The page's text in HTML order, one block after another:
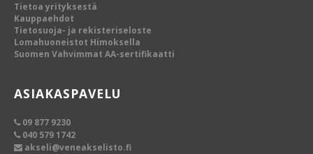
Tietoa yrityksestä
Kauppaehdot
Tietosuoja- ja rekisteriseloste
Lomahuoneistot Himoksella
Suomen Vahvimmat AA-sertifikaatti
ASIAKASPAVELU
09 877 9230
040 579 1742
akseli@veneakselisto.fi